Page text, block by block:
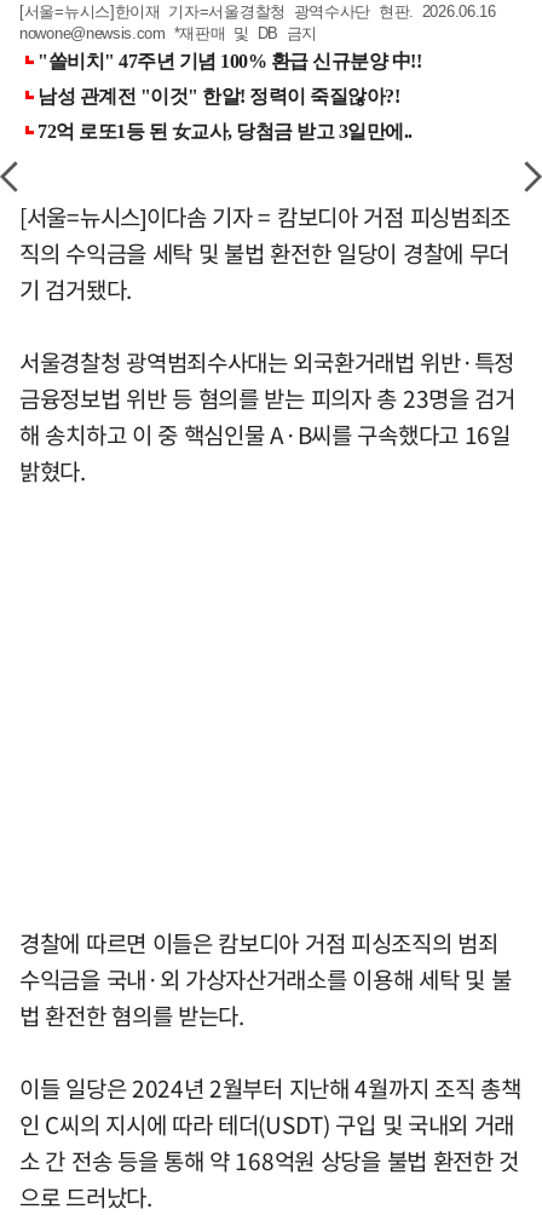
[서울=뉴시스]한이재 기자=서울경찰청 광역수사단 현판. 2026.06.16
nowone@newsis.com *재판매 및 DB 금지
[서울=뉴시스]이다솜 기자 = 캄보디아 거점 피싱범죄조
직의 수익금을 세탁 및 불법 환전한 일당이 경찰에 무더
기 검거됐다.
서울경찰청 광역범죄수사대는 외국환거래법 위반·특정
금융정보법 위반 등 혐의를 받는 피의자 총 23명을 검거
해 송치하고 이 중 핵심인물 A·B씨를 구속했다고 16일
밝혔다.
경찰에 따르면 이들은 캄보디아 거점 피싱조직의 범죄
수익금을 국내·외 가상자산거래소를 이용해 세탁 및 불
법 환전한 혐의를 받는다.
이들 일당은 2024년 2월부터 지난해 4월까지 조직 총책
인 C씨의 지시에 따라 테더(USDT) 구입 및 국내외 거래
소 간 전송 등을 통해 약 168억원 상당을 불법 환전한 것
으로 드러났다.